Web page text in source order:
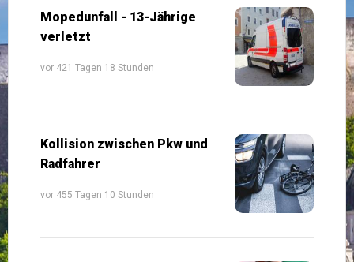
Mopedunfall - 13-Jährige
verletzt
vor 421 Tagen 18 Stunden
Kollision zwischen Pkw und
Radfahrer
vor 455 Tagen 10 Stunden